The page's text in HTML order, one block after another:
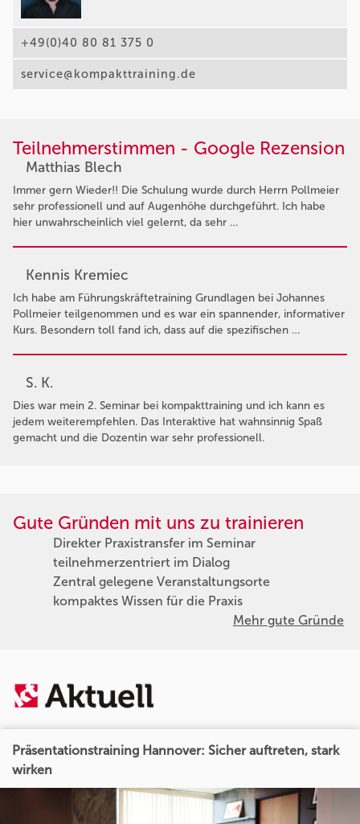
+49(0)40 80 81 375 0
service@kompakttraining.de
Teilnehmerstimmen - Google Rezension
Matthias Blech
Immer gern Wieder!! Die Schulung wurde durch Herrn Pollmeier
sehr professionell und auf Augenhöhe durchgeführt. Ich habe
hier unwahrscheinlich viel gelernt, da sehr …
Kennis Kremiec
Ich habe am Führungskräftetraining Grundlagen bei Johannes
Pollmeier teilgenommen und es war ein spannender, informativer
Kurs. Besondern toll fand ich, dass auf die spezifischen …
S. K.
Dies war mein 2. Seminar bei kompakttraining und ich kann es
jedem weiterempfehlen. Das Interaktive hat wahnsinnig Spaß
gemacht und die Dozentin war sehr professionell.
Gute Gründen mit uns zu trainieren
Direkter Praxistransfer im Seminar
teilnehmerzentriert im Dialog
Zentral gelegene Veranstaltungsorte
kompaktes Wissen für die Praxis
Mehr gute Gründe
Präsentationstraining Hannover: Sicher auftreten, stark
wirken